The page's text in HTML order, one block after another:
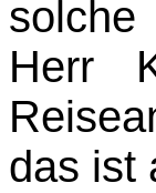
Herr
das ist